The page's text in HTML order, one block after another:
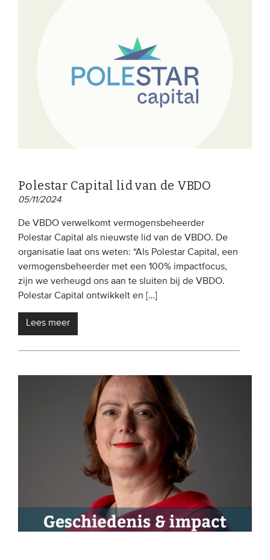
Polestar Capital lid van de VBDO
05/11/2024
De VBDO verwelkomt vermogensbeheerder
Polestar Capital als nieuwste lid van de VBDO. De
organisatie laat ons weten: “Als Polestar Capital, een
vermogensbeheerder met een 100% impactfocus,
zijn we verheugd ons aan te sluiten bij de VBDO.
Polestar Capital ontwikkelt en […]
Lees meer